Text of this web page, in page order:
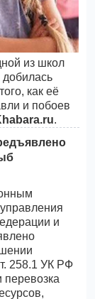
из школ
добилась
как её
и побоев
.
и
258.1 УК РФ
перевозка